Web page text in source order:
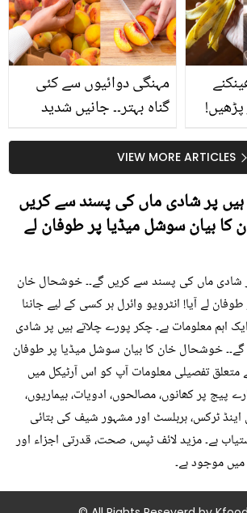
حقیقت کیا ہے اور افواہ
کیا؟
مہنگی دوائیوں سے کئی
گناہ بہتر۔۔ جانیں شدید
کیوں کھانا چاہیے؟
VIEW MORE ARTICLES
پر شادی ماں کی پسند سے کریں
کا بیان سوشل میڈیا پر طوفان لے
شادی ماں کی پسند سے کریں گے۔۔ خوشحال خان
لے آیا! انٹرویو وائرل ہر کسی کے لیے جاننا
اہم معلومات ہے۔ چکر پورے چلاتے ہیں پر شادی
خوشحال خان کا بیان سوشل میڈیا پر طوفان
متعلق تفصیلی معلومات آپ کو اس آرٹیکل میں
پیج پر کھانوں، مصالحوں، ادویات، بیماریوں،
اینڈ ٹرکس، ہربلسٹ اور مشہور شیف کی بتائی
ہے۔ مزید لائف ٹپس، صحت، قدرتی اجزاء اور
موجود ہے۔